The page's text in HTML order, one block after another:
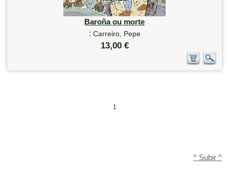
Baroña ou morte
: Carreiro, Pepe
13,00 €
1
^ Subir ^